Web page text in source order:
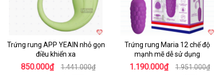
Trứng rung APP YEAIN nhỏ gọn
điều khiển xa
850.000₫ 1.441.000₫
Trứng rung Maria 12 chế độ
mạnh mẽ dễ sử dụng
1.190.000₫ 1.951.000₫